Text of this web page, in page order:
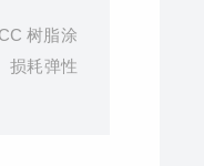
树脂涂
损耗弹性